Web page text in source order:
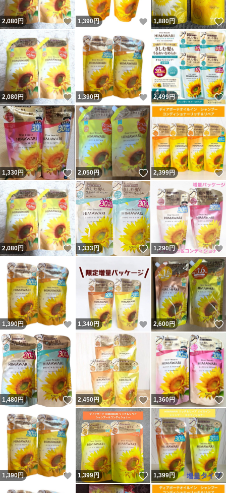
2,080円 いいね！
1,390円 いいね！
1,880円
2,080円 いいね！
1,390円 いいね！
2,499円
1,330円 いいね！
2,050円 いいね！
2,399円
2,080円 いいね！
1,333円 いいね！
1,290円
1,390円 いいね！
1,340円 いいね！
2,600円
1,480円 いいね！
2,450円 いいね！
1,360円
1,390円 いいね！
1,399円 いいね！
1,399円